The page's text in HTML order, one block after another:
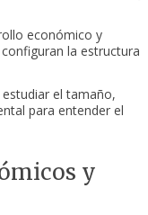
económico y
la estructura
el tamaño,
para entender el
y